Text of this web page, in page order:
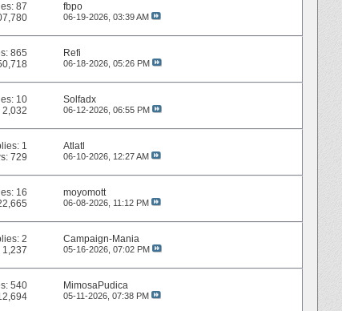
87
fbpo
06-19-2026, 03:39 AM
865
Refi
06-18-2026, 05:26 PM
10
2,032
Solfadx
06-12-2026, 06:55 PM
1
729
Atlatl
06-10-2026, 12:27 AM
16
moyomott
06-08-2026, 11:12 PM
2
1,237
Campaign-Mania
05-16-2026, 07:02 PM
540
MimosaPudica
05-11-2026, 07:38 PM